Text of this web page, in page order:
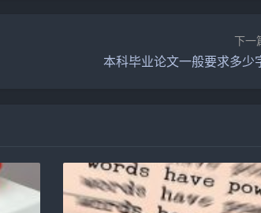
下一
本科毕业论文一般要求多少